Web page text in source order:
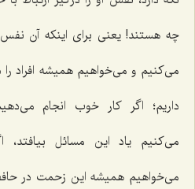
چه هستند! یعنی برای اینكه آن
می‌كنیم و می‌خواهیم همیشه افراد را
داریم؛ اگر كار خوب انجام
می‌كنیم یاد این مسائل
می‌خواهیم همیشه این زحمت در